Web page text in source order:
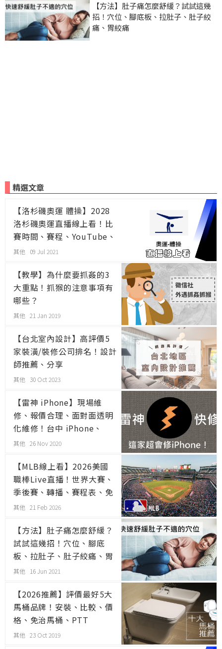
【方法】肚子痛怎麼舒緩？試試這幾
招！穴位、腳底板、拉肚子、肚子絞
痛、胃絞痛
精選文章
【洛杉磯奧運 體操】2028
洛杉磯奧運直播線上看！比
賽時間、賽程、YouTube、
線上看、轉播
其他 09 Jul 2021
【教學】為什麼要抓姦的3
大重點！抓猴的注意事項有
哪些？
其他 21 Jan 2019
【台北室內設計】高評價5
家裝潢/裝修公司排名！設計
師推薦、分享
其他 30 Oct 2023
【雷神 iPhone】現場維
修、報價合理、面對面透明
化維修！台中 iPhone、
iPad、Macbook、iMac維
其他 26 Nov 2020
【MLB線上看】2026美國
職棒Live直播！世界大賽、
季後賽、轉播、賽程表、免
費、手機可看！PTT、FOX
其他 21 Feb 2026
【方法】肚子痛怎麼舒緩？
試試這幾招！穴位、腳底
板、拉肚子、肚子絞痛、胃
絞痛
其他 16 Jun 2021
【2026推薦】評價最好5大
馬桶品牌！安裝、比較、價
格、免治馬桶、PTT
其他 23 Oct 2019